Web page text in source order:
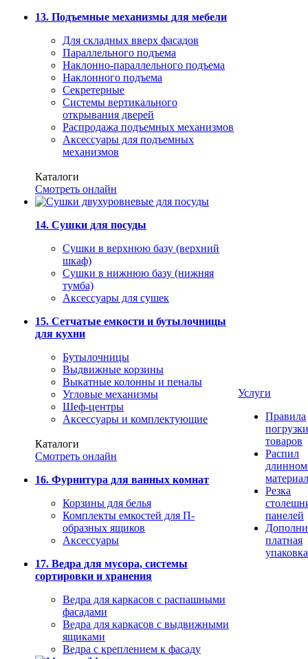
13. Подъемные механизмы для мебели
Для складных вверх фасадов
Параллельного подъема
Наклонно-параллельного подъема
Наклонного подъема
Секретерные
Системы вертикального
открывания дверей
Распродажа подъемных механизмов
Аксессуары для подъемных
механизмов
Каталоги
Смотреть онлайн
14. Сушки для посуды
Сушки в верхнюю базу (верхний
шкаф)
Сушки в нижнюю базу (нижняя
тумба)
Аксессуары для сушек
15. Сетчатые емкости и бутылочницы
для кухни
Бутылочницы
Выдвижные корзины
Выкатные колонны и пеналы
Угловые механизмы
Шеф-центры
Аксессуары и комплектующие
Каталоги
Смотреть онлайн
16. Фурнитура для ванных комнат
Корзины для белья
Комплекты емкостей для П-
образных ящиков
Аксессуары
17. Ведра для мусора, системы
сортировки и хранения
Ведра для каркасов с распашными
фасадами
Ведра для каркасов с выдвижными
ящиками
Ведра с креплением к фасаду
Услуги
Правила
погрузки
товаров
Распил
Резка
панелей
платная
упаковка